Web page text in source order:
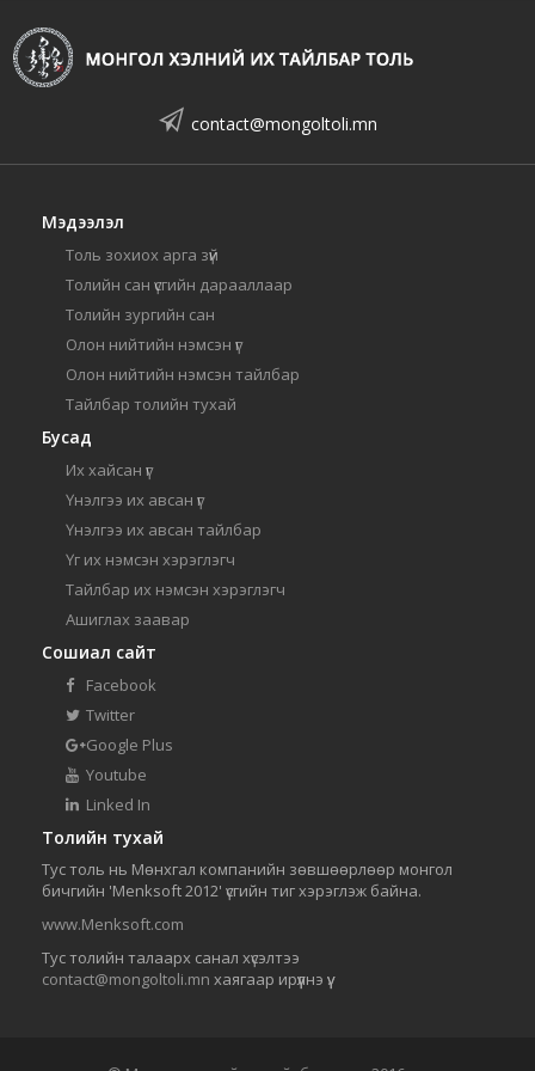
contact@mongoltoli.mn
Мэдээлэл
Толь зохиох арга зүй
Толийн сан үсгийн дарааллаар
Толийн зургийн сан
Олон нийтийн нэмсэн үг
Олон нийтийн нэмсэн тайлбар
Тайлбар толийн тухай
Бусад
Их хайсан үг
Үнэлгээ их авсан үг
Үнэлгээ их авсан тайлбар
Үг их нэмсэн хэрэглэгч
Тайлбар их нэмсэн хэрэглэгч
Ашиглах заавар
Сошиал сайт
Facebook
Twitter
Google Plus
Youtube
Linked In
Толийн тухай
Тус толь нь Мөнхгал компанийн зөвшөөрлөөр монгол
бичгийн 'Menksoft 2012' үсгийн тиг хэрэглэж байна.
www.Menksoft.com
Тус толийн талаарх санал хүсэлтээ
contact@mongoltoli.mn хаягаар ирүүлнэ үү.